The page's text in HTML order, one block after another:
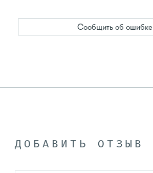
Сообщить об ошибке
ДОБАВИТЬ ОТЗЫВ